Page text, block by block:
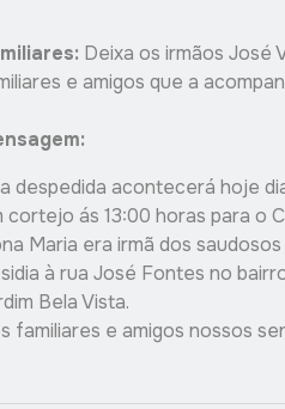
Deixa os irmãos José
e amigos que a
despedida acontecerá hoje
cortejo ás 13:00 horas para o
Maria era irmã dos
à rua José Fontes no
Bela Vista.
familiares e amigos nossos